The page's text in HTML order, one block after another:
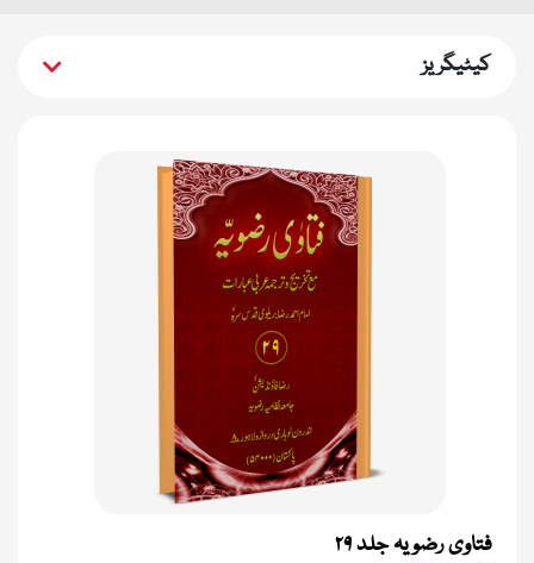
کیٹیگریز
فتاوی رضویہ جلد ۲۹